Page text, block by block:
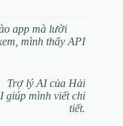
app mà lười
mình thấy API
Trợ lý AI của Hải
giúp mình viết chi
tiết.